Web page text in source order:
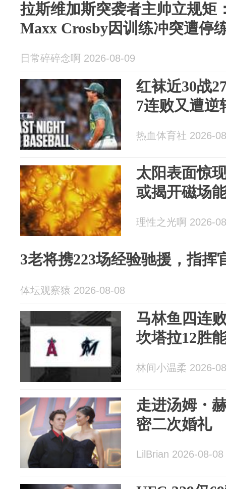
拉斯维加斯突袭者主帅立规矩
Maxx Crosby因训练冲突遭停
日常碎碎念啊 2026-08-09
红袜近30战
7连败又遭逆
热血体育社 2026-
太阳表面惊
或揭开磁场
理性之光啊 2026-
3老将携223场经验驰援，指挥
体坛观察猿 2026-08-08
马林鱼四连
坎塔拉12胜
林间小温柔 2026-
走进汤姆・
密二次婚礼
LilBrian 2026-08-08